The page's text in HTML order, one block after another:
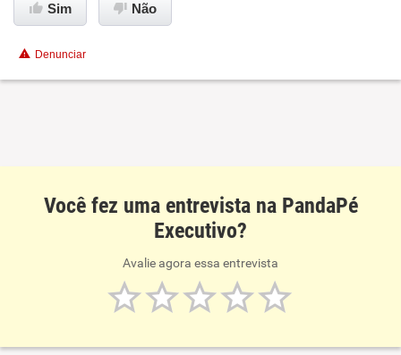
Sim Não
Denunciar
Você fez uma entrevista na PandaPé
Executivo?
Avalie agora essa entrevista